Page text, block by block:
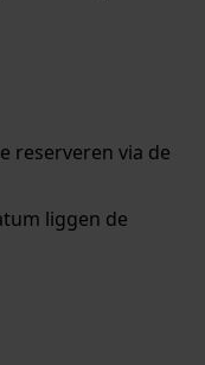
reserveren via de
liggen de